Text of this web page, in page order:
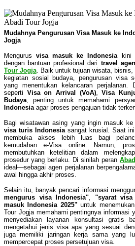
Mudahnya Pengurusan Visa Masuk ke
Jogja
Mengurusvisa masuk ke Indonesia kini
dengan bantuan profesional dari travel
Tour Jogja . Baik untuk tujuan wisata,
kegiatan sosial budaya, pengurusan visa
yang menentukan kelancaran perjalanan.
seperti Visa on Arrival (VoA),Visa
Budaya , penting untuk memahami
Indonesia agar proses pengajuan tidak
Bagi wisatawan asing yang ingin masuk
visa turis Indonesia sangat krusial. Saat
membuka akses lebih luas bagi
kemudahan e-Visa online. Namun,
membutuhkan ketelitian dalam
prosedur yang berlaku. Di sinilah peran
ideal—sebagai agen perjalanan
awal hingga akhir proses.
Selain itu, banyak pencari informasi
mengurus visa Indonesia"
"syarat
masuk Indonesia 2025"untuk
Tour Jogja memahami pentingnya informasi
menyediakan layanan konsultasi gratis
mengetahui jenis visa apa yang sesuai
juga memiliki jaringan kerja sama yang
mempercepat proses persetujuan visa.